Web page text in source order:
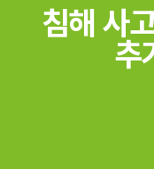
침해 사
추